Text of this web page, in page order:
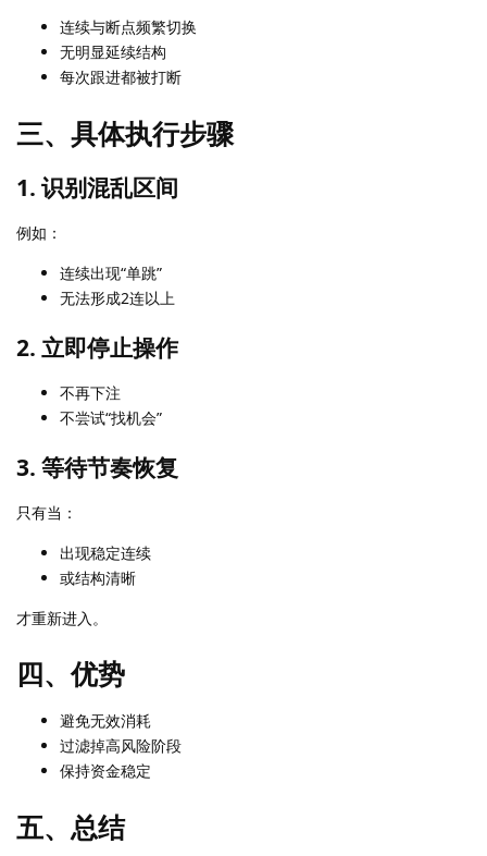
连续与断点频繁切换
无明显延续结构
每次跟进都被打断
三、具体执行步骤
1. 识别混乱区间
例如：
连续出现“单跳”
无法形成2连以上
2. 立即停止操作
不再下注
不尝试“找机会”
3. 等待节奏恢复
只有当：
出现稳定连续
或结构清晰
才重新进入。
四、优势
避免无效消耗
过滤掉高风险阶段
保持资金稳定
五、总结